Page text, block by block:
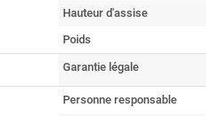
Hauteur d'assise
Poids
Garantie légale
Personne responsable